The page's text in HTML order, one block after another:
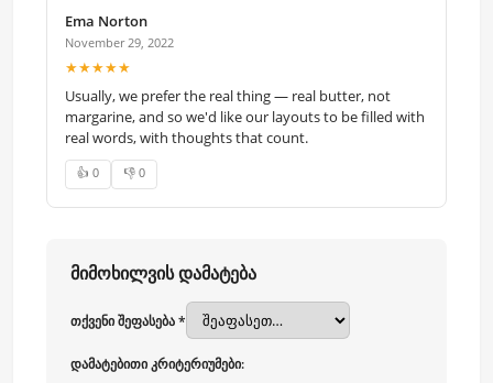
Ema Norton
November 29, 2022
★★★★★
Usually, we prefer the real thing — real butter, not
margarine, and so we'd like our layouts to be filled with
real words, with thoughts that count.
👍 0 👎 0
მიმოხილვის დამატება
თქვენი შეფასება *
დამატებითი კრიტერიუმები: